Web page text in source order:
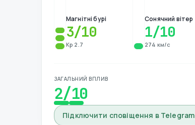
Магнітні бурі
3/10
Kp 2.7
Сонячний вітер
1/10
274 км/с
ЗАГАЛЬНИЙ ВПЛИВ
2/10
Підключити сповіщення в Telegram